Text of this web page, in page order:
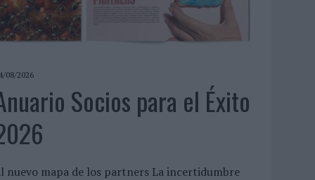
08/2026
Socios para el Éxito
nuevo mapa de los partners La incertidumbre